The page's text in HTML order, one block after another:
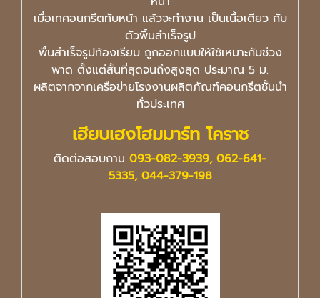
เมื่อเทคอนกรีตทับหน้า แล้วจะทำงาน เป็นเนื้อเดียว กับ
ตัวพื้นสำเร็จรูป
พื้นสำเร็จรูปท้องเรียบ ถูกออกแบบให้ใช้เหมาะกับช่วง
พาด ตั้งแต่สั้นที่สุดจนถึงสูงสุด ประมาณ 5 ม.
ผลิตจากจากเครือข่ายโรงงานผลิตภัณฑ์คอนกรีตชั้นนำ
ทั่วประเทศ
เฮียบเฮงโฮมมาร์ท โคราช
ติดต่อสอบถาม 093-082-3939, 062-641-
5335, 044-379-198